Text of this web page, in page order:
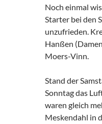
Noch einmal
Starter bei den
unzufrieden.
Hanßen
Moers-Vinn.
Stand der
Sonntag das
waren gleich
Meskendahl in